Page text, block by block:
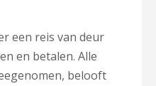
een reis van deur
en betalen. Alle
belooft